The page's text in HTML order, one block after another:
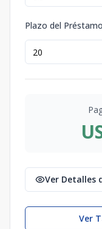
Plazo del
Ver Detalles
Ver